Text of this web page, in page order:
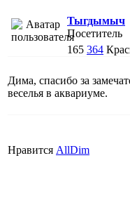
Тыгдымыч
Посетитель
165 364
Дима, спасибо за
веселья в аквариуме.
Нравится AllDim